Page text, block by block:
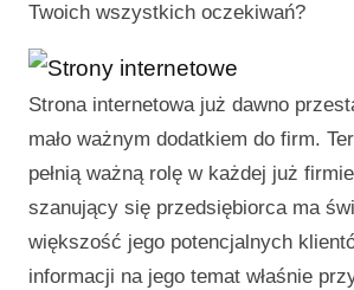
Twoich wszystkich oczekiwań?
Strona internetowa już dawno
mało ważnym dodatkiem do firm.
pełnią ważną rolę w każdej już
szanujący się przedsiębiorca ma
większość jego potencjalnych
informacji na jego temat właśnie